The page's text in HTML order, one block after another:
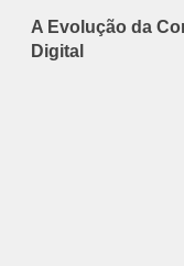
A Evolução da
Digital